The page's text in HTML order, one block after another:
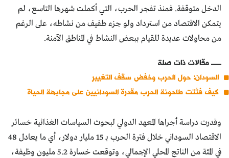
الدخل متوقفة. فمنذ تفجر الحرب، التي أكملت شهرها التاسع، لم
يتمكن الاقتصاد من استرداد ولو جزء طفيف من نشاطه، على الرغم
من محاولات عديدة للقيام ببعض النشاط في المناطق الآمنة.
مقالات ذات صلة
السودان: حول الحرب وخفض سقف التغيير
كيف فتّتت طاحونة الحرب مقدرة السودانيين على مجابهة الحياة
وقدرت دراسة أجراها المعهد الدولي لبحوث السياسات الغذائية خسائر
الاقتصاد السوداني خلال فترة الحرب بـ 15 مليار دولار، أي ما يعادل 48
في المئة من الناتج المحلي الإجمالي، وتوقعت خسارة 5.2 مليون وظيفة،